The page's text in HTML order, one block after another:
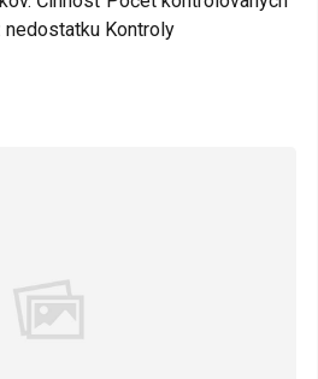
Kontroly